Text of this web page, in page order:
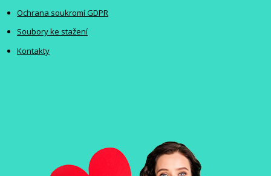
Ochrana soukromí GDPR
Soubory ke stažení
Kontakty